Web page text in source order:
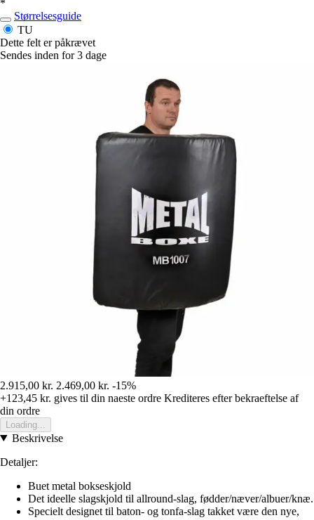
*
Størrelsesguide
TU
Dette felt er påkrævet
Sendes inden for 3 dage
2.915,00 kr. 2.469,00 kr. -15%
+123,45 kr. gives til din naeste ordre Krediteres efter bekraeftelse af
din ordre
Loading...
Beskrivelse
Detaljer:
Buet metal bokseskjold
Det ideelle slagskjold til allround-slag, fødder/næver/albuer/knæ.
Specielt designet til baton- og tonfa-slag takket være den nye,